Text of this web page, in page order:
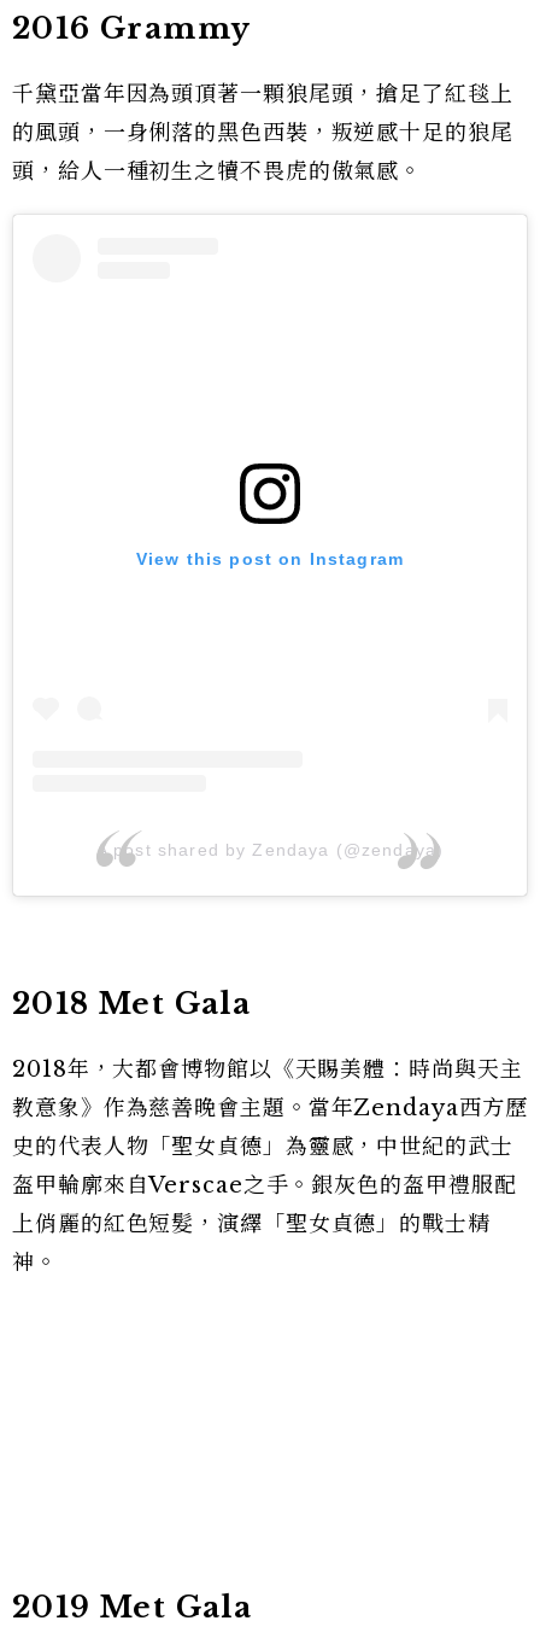
2016 Grammy
千黛亞當年因為頭頂著一顆狼尾頭，搶足了紅毯上
的風頭，一身俐落的黑色西裝，叛逆感十足的狼尾
頭，給人一種初生之犢不畏虎的傲氣感。
View this post on Instagram
A post shared by Zendaya (@zendaya)
2018 Met Gala
2018年，大都會博物館以《天賜美體：時尚與天主
教意象》作為慈善晚會主題。當年Zendaya西方歷
史的代表人物「聖女貞德」為靈感，中世紀的武士
盔甲輪廓來自Verscae之手。銀灰色的盔甲禮服配
上俏麗的紅色短髮，演繹「聖女貞德」的戰士精
神。
2019 Met Gala